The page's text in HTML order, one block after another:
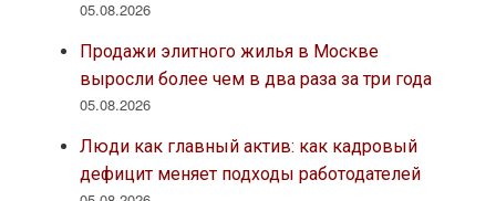
05.08.2026
Продажи элитного жилья в Москве
выросли более чем в два раза за три года
05.08.2026
Люди как главный актив: как кадровый
дефицит меняет подходы работодателей